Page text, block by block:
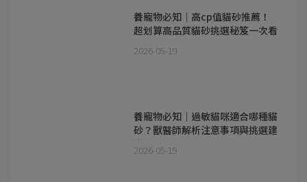
養寵物必知｜高cp值貓砂推薦！
超划算高品質貓砂挑選秘笈一次看
2026-05-19
養寵物必知｜過敏貓咪適合哪種貓
砂？獸醫師解析注意事項與挑選建
議
2026-05-19